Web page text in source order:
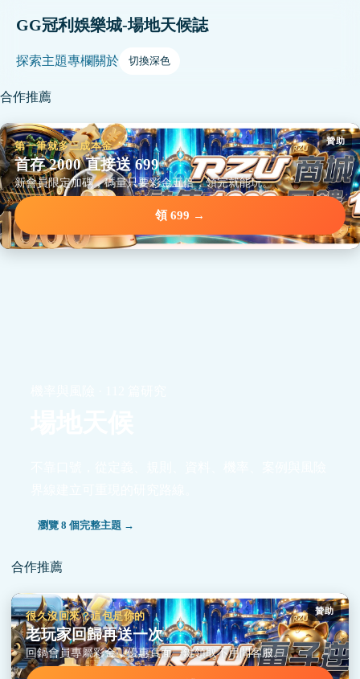
GG冠利娛樂城-場地天候誌
探索主題專欄關於 切換深色
合作推薦
贊助
第一筆就多三成本金
首存 2000 直接送 699
新會員限定加碼，碼量只要彩金五倍，領完就能玩。
領 699 →
瀏覽 8 個完整主題 →
合作推薦
贊助
很久沒回來？這包是你的
老玩家回歸再送一次
回鍋會員專屬彩金，優惠頁面一鍵領取不用問客服。